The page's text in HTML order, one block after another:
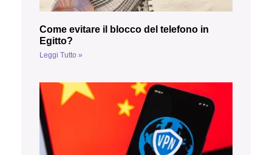
Come evitare il blocco del telefono in
Egitto?
Leggi Tutto »